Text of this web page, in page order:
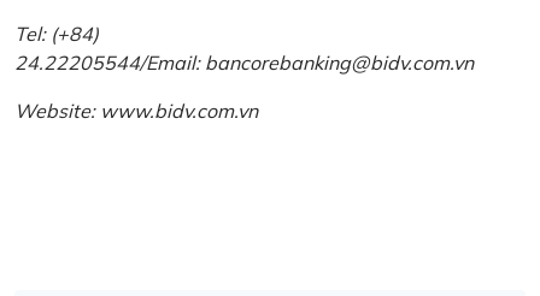
Tel: (+84)
24.22205544/Email: bancorebanking@bidv.com.vn
Website: www.bidv.com.vn